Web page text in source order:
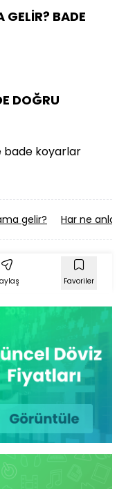
GELİR? BADE
DOĞRU
bade koyarlar
gelir? Har ne
Favoriler